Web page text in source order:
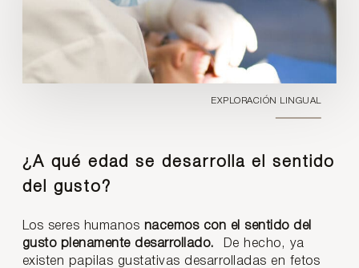
EXPLORACIÓN LINGUAL
¿A qué edad se desarrolla el sentido
del gusto?
Los seres humanos nacemos con el sentido del
gusto plenamente desarrollado.
De hecho, ya
existen papilas gustativas desarrolladas en fetos